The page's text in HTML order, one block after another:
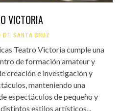
VICTORIA
DE SANTA CRUZ
Teatro Victoria cumple una
de formación amateur y
creación e investigación y
manteniendo una
espectáculos de pequeño y
estilos artísticos...